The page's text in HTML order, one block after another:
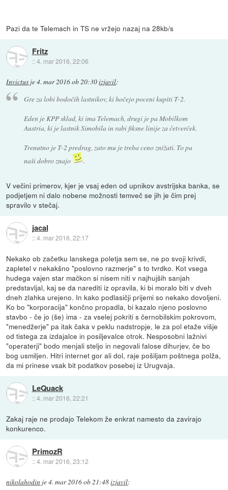
Pazi da te Telemach in TS ne vržejo nazaj na 28kb/s
Fritz
::4. mar 2016, 22:06
Invictus je4. mar 2016 ob 20:30izjavil:
Gre za lobi bodočih lastnikov, ki hočejo poceni kupiti T-2.
Eden je KPP sklad, ki ima Telemach, drugi je pa Mobilkom
Austria, ki je lastnik Simobila in rabi fiksne linije za četverček.
Trenutno je T-2 predrag, zato mu je treba ceno znižati. To pa
naši dobro znajo
.
V večini primerov, kjer je vsaj eden od upnikov avstrijska banka, se
podjetjem ni dalo nobene možnosti temveč se jih je čim prej
spravilo v stečaj.
jacal
::4. mar 2016, 22:17
Nekako ob začetku lanskega poletja sem se, ne po svoji krivdi,
zapletel v nekakšno "poslovno razmerje" s to tvrdko. Kot vsega
hudega vajen star mačkon si nisem niti v najhujših sanjah
predstavljal, kaj se da narediti iz opravila, ki bi moralo biti v dveh
dneh zlahka urejeno. In kako podlasičji prijemi so nekako dovoljeni.
Ko bo "korporacija" končno propadla, bi kazalo njeno poslovno
stavbo - če jo (še) ima - za vselej pokriti s černobilskim pokrovom,
"menedžerje" pa itak čaka v peklu nadstropje, le za pol etaže višje
od tistega za izdajalce in posiljevalce otrok. Nesposobni lažnivi
"operaterji" bodo menjali steljo in negovali falose dihurjev, če bo
bog usmiljen. Hitri internet gor ali dol, raje pošiljam poštnega polža,
da mi prinese vsak bit podatkov posebej iz Urugvaja.
LeQuack
::4. mar 2016, 22:21
Zakaj raje ne prodajo Telekom že enkrat namesto da zavirajo
konkurenco.
PrimozR
::4. mar 2016, 23:12
nikolahodin je4. mar 2016 ob 21:48izjavil: